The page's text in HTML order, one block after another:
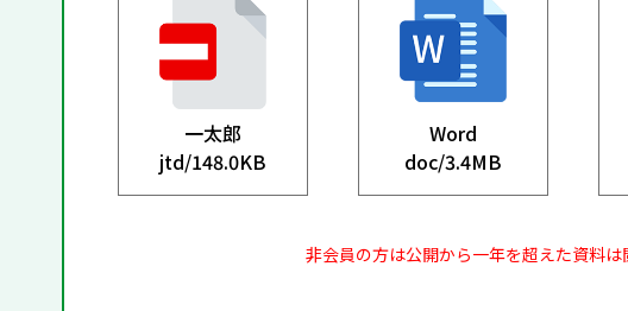
一太郎
jtd/148.0KB
Word
doc/3.4MB
非会員の方は公開から一年を超えた資料は